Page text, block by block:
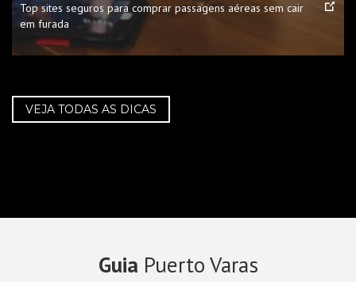
Top sites seguros para comprar passagens aéreas sem cair
em furada
VEJA TODAS AS DICAS
Guia Puerto Varas